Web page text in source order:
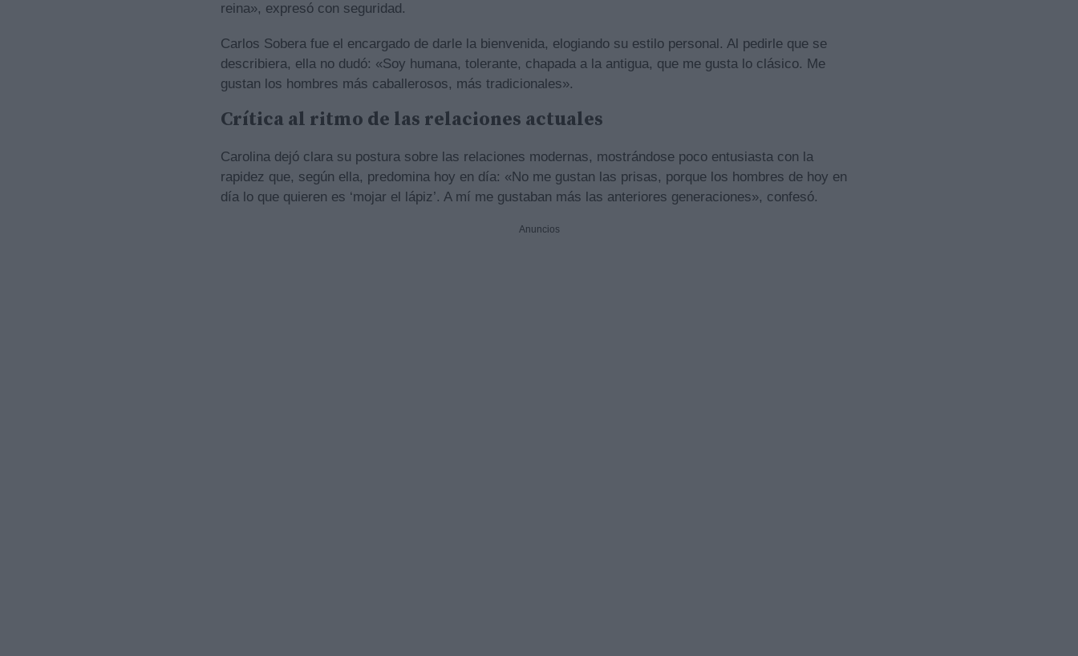
reina», expresó con seguridad.
Carlos Sobera fue el encargado de darle la bienvenida, elogiando su estilo personal. Al pedirle que se
describiera, ella no dudó: «Soy humana, tolerante, chapada a la antigua, que me gusta lo clásico. Me
gustan los hombres más caballerosos, más tradicionales».
Crítica al ritmo de las relaciones actuales
Carolina dejó clara su postura sobre las relaciones modernas, mostrándose poco entusiasta con la
rapidez que, según ella, predomina hoy en día: «No me gustan las prisas, porque los hombres de hoy en
día lo que quieren es ‘mojar el lápiz’. A mí me gustaban más las anteriores generaciones», confesó.
Anuncios